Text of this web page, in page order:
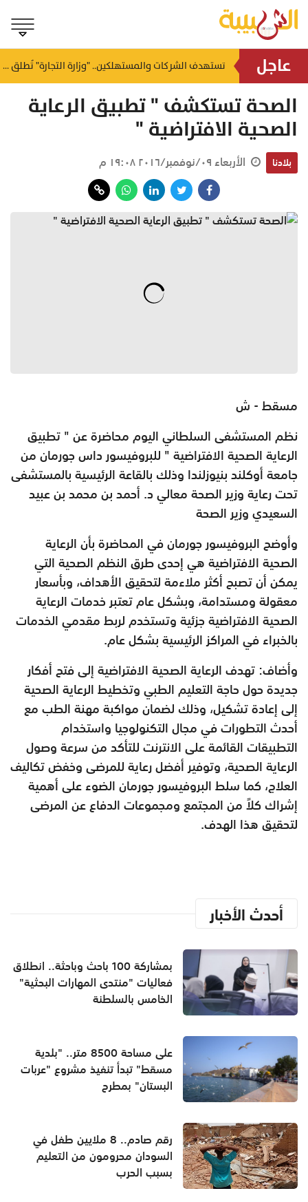
عاجل يصل إلى 4 أمتار.. "الأرصاد العمانية" تحذر من موج هائج على سواحل بحر العرب منذ ساعة تستهدف الشركات والمستهلكين.. "وزارة التجارة" تُطلق منظومة متكاملة للتجارة الإلكترونية بالسلطنة
الصحة تستكشف " تطبيق الرعاية
الصحية الافتراضية "
بلادنا الأربعاء ٠٩/نوفمبر/٢٠١٦ ١٩:٠٨ م
مسقط - ش
نظم المستشفى السلطاني اليوم محاضرة عن " تطبيق
الرعاية الصحية الافتراضية " للبروفيسور داس جورمان من
جامعة أوكلند بنيوزلندا وذلك بالقاعة الرئيسية بالمستشفى
تحت رعاية وزير الصحة معالي د. أحمد بن محمد بن عبيد
السعيدي وزير الصحة
وأوضح البروفيسور جورمان في المحاضرة بأن الرعاية
الصحية الافتراضية هي إحدى طرق النظم الصحية التي
يمكن أن تصبح أكثر ملاءمة لتحقيق الأهداف، وبأسعار
معقولة ومستدامة، وبشكل عام تعتبر خدمات الرعاية
الصحية الافتراضية جزئية وتستخدم لربط مقدمي الخدمات
بالخبراء في المراكز الرئيسية بشكل عام.
وأضاف: تهدف الرعاية الصحية الافتراضية إلى فتح أفكار
جديدة حول حاجة التعليم الطبي وتخطيط الرعاية الصحية
إلى إعادة تشكيل، وذلك لضمان مواكبة مهنة الطب مع
أحدث التطورات في مجال التكنولوجيا واستخدام
التطبيقات القائمة على الانترنت للتأكد من سرعة وصول
الرعاية الصحية، وتوفير أفضل رعاية للمرضى وخفض تكاليف
العلاج، كما سلط البروفيسور جورمان الضوء على أهمية
إشراك كلاً من المجتمع ومجموعات الدفاع عن المرضى
لتحقيق هذا الهدف.
أحدث الأخبار
بمشاركة 100 باحث وباحثة.. انطلاق
فعاليات "منتدى المهارات البحثية"
الخامس بالسلطنة
على مساحة 8500 متر.. "بلدية
مسقط" تبدأ تنفيذ مشروع "عربات
البستان" بمطرح
رقم صادم.. 8 ملايين طفل في
السودان محرومون من التعليم
بسبب الحرب